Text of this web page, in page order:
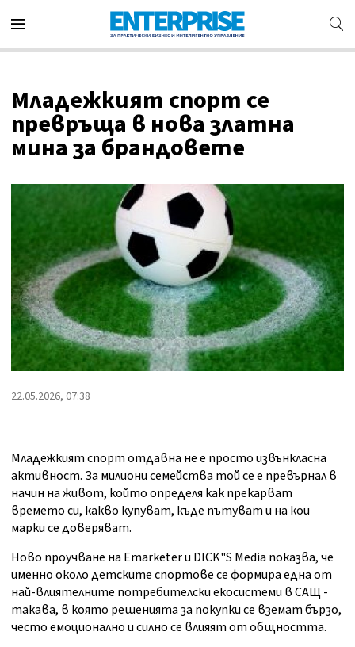
Младежкият спорт се
превръща в нова златна
мина за брандовете
22.05.2026, 07:38
Младежкият спорт отдавна не е просто извънкласна
активност. За милиони семейства той се е превърнал в
начин на живот, който определя как прекарват
времето си, какво купуват, къде пътуват и на кои
марки се доверяват.
Ново проучване на Emarketer и DICK"S Media показва, че
именно около детските спортове се формира една от
най-влиятелните потребителски екосистеми в САЩ -
такава, в която решенията за покупки се вземат бързо,
често емоционално и силно се влияят от общността.